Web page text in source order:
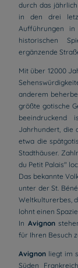
durch das
in den drei
Aufführungen
historischen
ergänzende
Mit über 12000
anderem
größte gotische
Jahrhundert, die
etwa die
Stadthäuser.
du Petit Palais"
Das bekannte
unter der St.
Weltkulturerbes,
lohnt einen
In Avignon
für Ihren Besuch
Avignon liegt im
Süden